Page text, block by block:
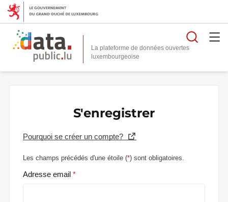
La plateforme de données ouvertes
S'enregistrer
Pourquoi se créer un compte?
Les champs précédés d'une étoile (*) sont obligatoires.
Adresse email